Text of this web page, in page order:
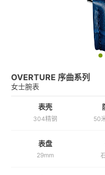
OVERTURE 序曲系列
女士腕表
表壳
304精钢 50
表盘
29mm